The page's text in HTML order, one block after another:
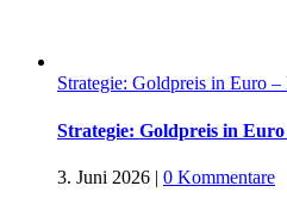
Strategie: Goldpreis in Euro
Strategie: Goldpreis in
3. Juni 2026 | 0 Kommentare